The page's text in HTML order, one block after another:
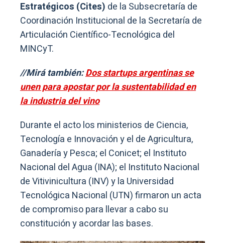
Estratégicos (Cites) de la Subsecretaría de
Coordinación Institucional de la Secretaría de
Articulación Científico-Tecnológica del
MINCyT.
//Mirá también:Dos startups argentinas se
unen para apostar por la sustentabilidad en
la industria del vino
Durante el acto los ministerios de Ciencia,
Tecnología e Innovación y el de Agricultura,
Ganadería y Pesca; el Conicet; el Instituto
Nacional del Agua (INA); el Instituto Nacional
de Vitivinicultura (INV) y la Universidad
Tecnológica Nacional (UTN) firmaron un acta
de compromiso para llevar a cabo su
constitución y acordar las bases.